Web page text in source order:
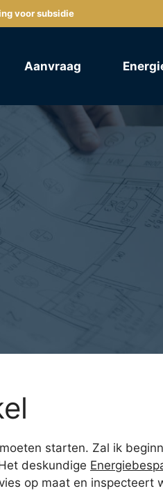
voor subsidie
Aanvraag
starten. Zal ik
deskundige
op maat en inspecteert